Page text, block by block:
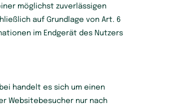
möglichst zuverlässigen
auf Grundlage von Art. 6
im Endgerät des Nutzers
handelt es sich um einen
Websitebesucher nur nach